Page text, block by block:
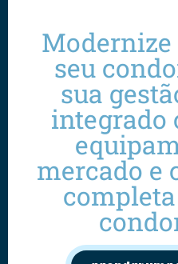
Modernize
seu
sua
integrado
mercado e